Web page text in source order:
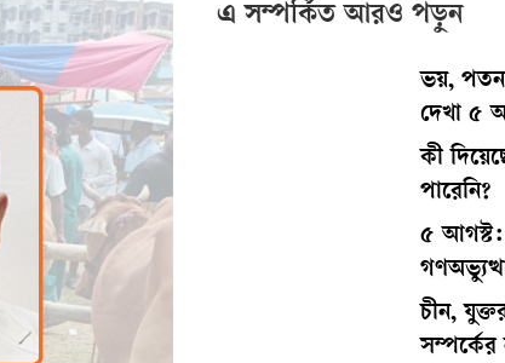
এ সম্পর্কিত আরও পড়ুন
ভয়,
দেখা ৫
কী
পারেনি?
৫ আগস্ট:
চীন,